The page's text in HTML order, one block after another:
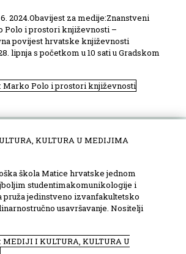
6. 2024.Obavijest za medije:Znanstveni
Polo i prostori književnosti –
povijest hrvatske književnosti
lipnja s početkom u 10 sati u Gradskom
Marko Polo i prostori književnosti
KULTURA U MEDIJIMA
škola Matice hrvatske jednom
studentimakomunikologije i
pruža jedinstveno izvanfakultetsko
usavršavanje. Nositelji
MEDIJI I KULTURA, KULTURA U